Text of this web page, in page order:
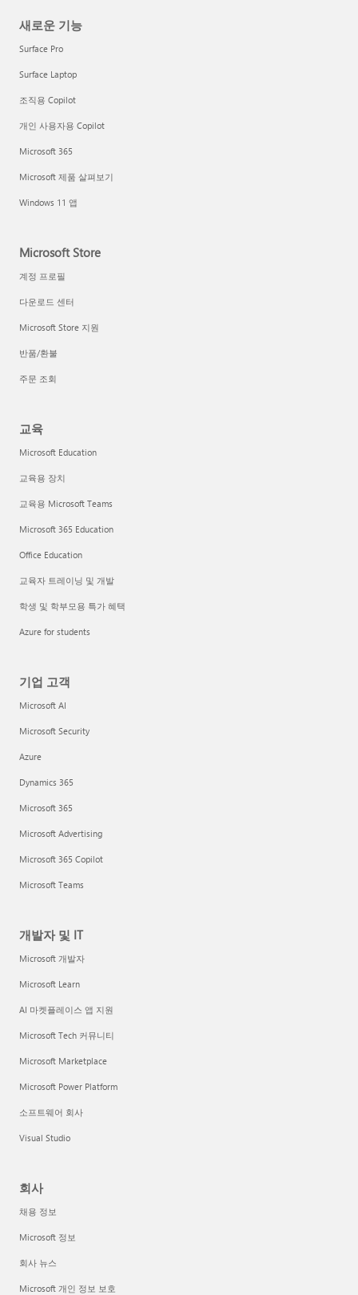
새로운 기능
Surface Pro
Surface Laptop
조직용 Copilot
개인 사용자용 Copilot
Microsoft 365
Microsoft 제품 살펴보기
Windows 11 앱
Microsoft Store
계정 프로필
다운로드 센터
Microsoft Store 지원
반품/환불
주문 조회
교육
Microsoft Education
교육용 장치
교육용 Microsoft Teams
Microsoft 365 Education
Office Education
교육자 트레이닝 및 개발
학생 및 학부모용 특가 혜택
Azure for students
기업 고객
Microsoft AI
Microsoft Security
Azure
Dynamics 365
Microsoft 365
Microsoft Advertising
Microsoft 365 Copilot
Microsoft Teams
개발자 및 IT
Microsoft 개발자
Microsoft Learn
AI 마켓플레이스 앱 지원
Microsoft Tech 커뮤니티
Microsoft Marketplace
Microsoft Power Platform
소프트웨어 회사
Visual Studio
회사
채용 정보
Microsoft 정보
회사 뉴스
Microsoft 개인 정보 보호